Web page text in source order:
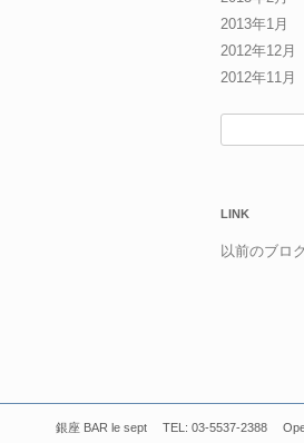
2013年1月
2012年12月
2012年11月
LINK
以前のブロ
銀座 BAR le sept TEL: 03-5537-2388